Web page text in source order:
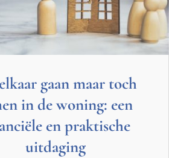
gaan maar toch
in de woning: een
en praktische
uitdaging